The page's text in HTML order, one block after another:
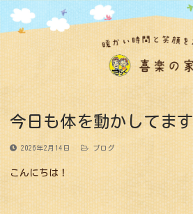
テ
ツ
へ
ス
キ
プ
今日も体を動かしてます
2026年2月14日 ブログ
こんにちは！